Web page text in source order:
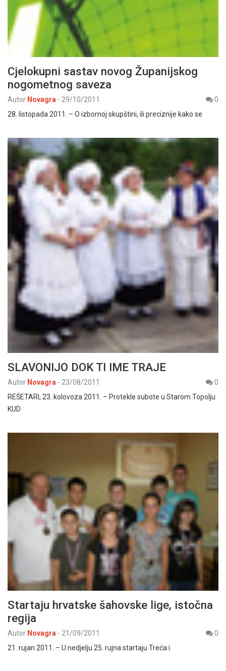
Cjelokupni sastav novog Županijskog
nogometnog saveza
Autor Novagra - 29/10/2011
0
28. listopada 2011. – O izbornoj skupštini, ili preciznije kako se
SLAVONIJO DOK TI IME TRAJE
Autor Novagra - 23/08/2011
0
REŠETARI, 23. kolovoza 2011. – Protekle subote u Starom Topolju
KUD
Startaju hrvatske šahovske lige, istočna
regija
Autor Novagra - 21/09/2011
0
21. rujan 2011. – U nedjelju 25. rujna startaju Treća i